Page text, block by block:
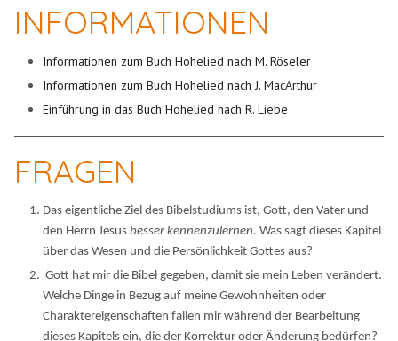
INFORMATIONEN
Informationen zum Buch Hohelied nach M. Röseler
Informationen zum Buch Hohelied nach J. MacArthur
Einführung in das Buch Hohelied nach R. Liebe
FRAGEN
Das eigentliche Ziel des Bibelstudiums ist, Gott, den Vater und
den Herrn Jesusbesser kennenzulernen. Was sagt dieses Kapitel
über das Wesen und die Persönlichkeit Gottes aus?
Gott hat mir die Bibel gegeben, damit sie mein Leben verändert.
Welche Dinge in Bezug auf meine Gewohnheiten oder
Charaktereigenschaften fallen mir während der Bearbeitung
dieses Kapitels ein, die der Korrektur oder Änderung bedürfen?